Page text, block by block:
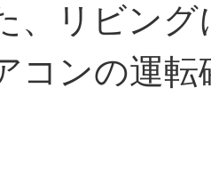
、リビン
コンの運